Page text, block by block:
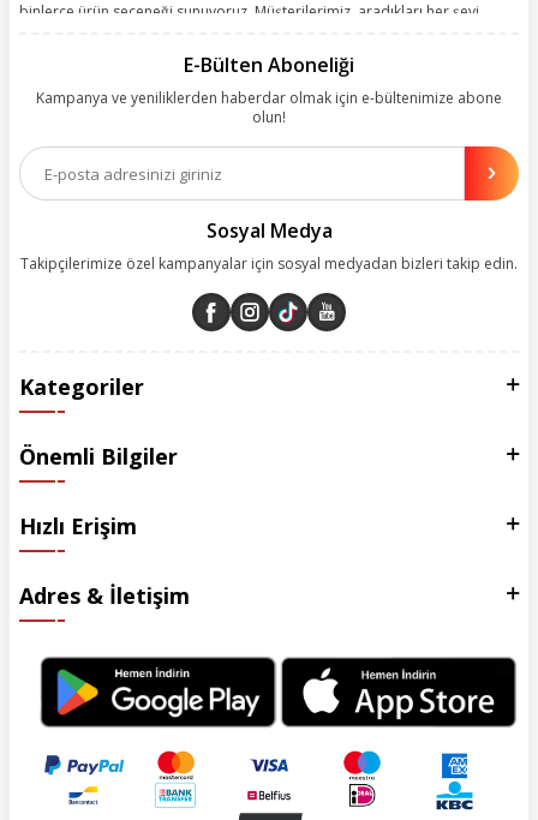
binlerce ürün seçeneği sunuyoruz. Müşterilerimiz, aradıkları her şeyi
kolay, kusursuz ve keyifli bir alışveriş yolculuğu sunarken deneyiminize
olanakları sunuyoruz. Çalışmalarımızı müşterilerimizin memnuniyetini
esas alarak yürütüyoruz.
E-Bülten Aboneliği
Kampanya ve yeniliklerden haberdar olmak için e-bültenimize abone
olun!
Sosyal Medya
Takipçilerimize özel kampanyalar için sosyal medyadan bizleri takip edin.
Kategoriler
Önemli Bilgiler
Hızlı Erişim
Adres & İletişim